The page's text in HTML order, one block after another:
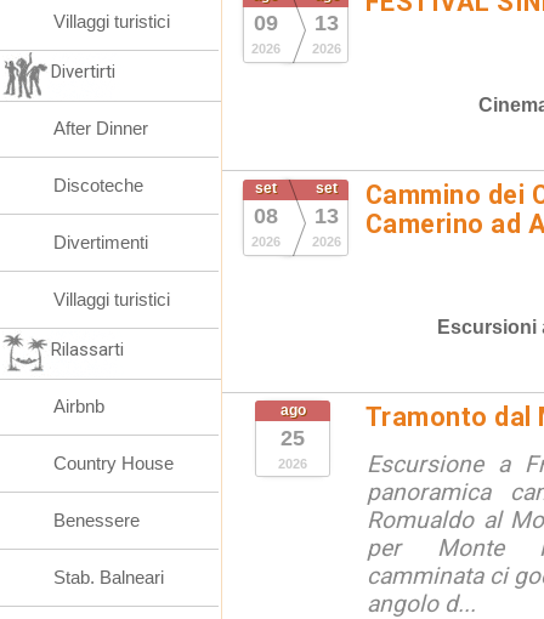
09
2026
13
2026
set
08
2026
set
13
2026
Cammino dei
Camerino ad
Escursioni
ago
25
2026
Tramonto dal
Escursione a
panoramica
Romualdo al
per Monte
camminata ci
angolo d...
Villaggi turistici
Divertirti
After Dinner
Discoteche
Divertimenti
Villaggi turistici
Rilassarti
Airbnb
Country House
Benessere
Stab. Balneari